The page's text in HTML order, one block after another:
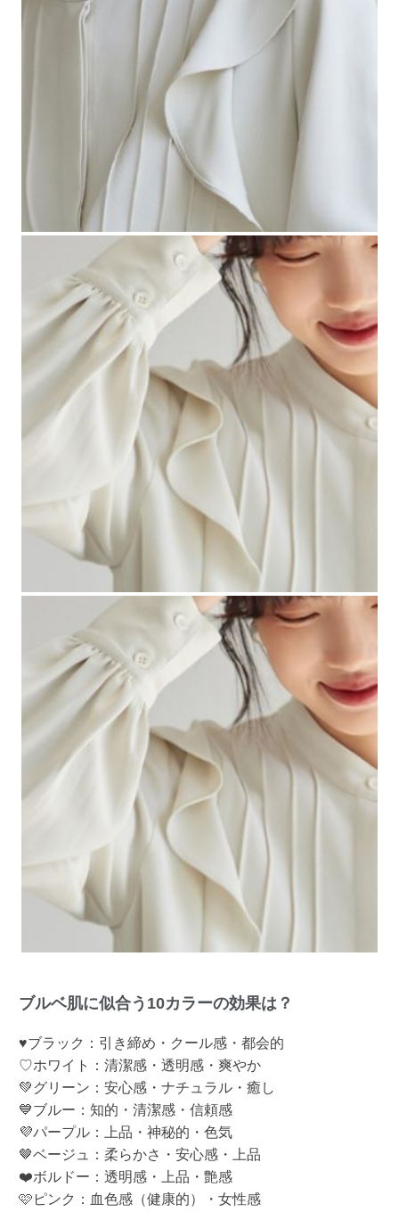
ブルベ肌に似合う10カラーの効果は？
♥ブラック：引き締め・クール感・都会的
♡ホワイト：清潔感・透明感・爽やか
💚グリーン：安心感・ナチュラル・癒し
💙ブルー：知的・清潔感・信頼感
💜パープル：上品・神秘的・色気
🤎ベージュ：柔らかさ・安心感・上品
❤️ボルドー：透明感・上品・艶感
🩷ピンク：血色感（健康的）・女性感